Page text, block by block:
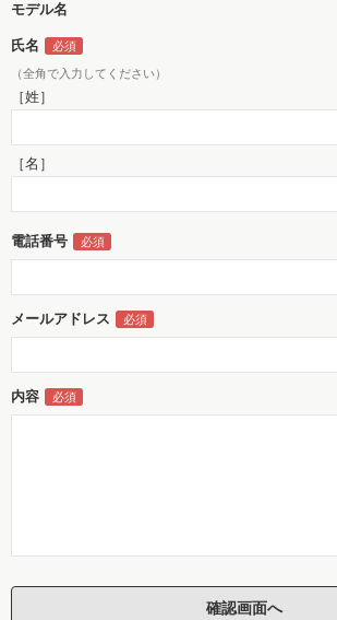
モデル名
氏名
（全角で入力してください）
［姓］
［名］
電話番号
メールアドレス
内容